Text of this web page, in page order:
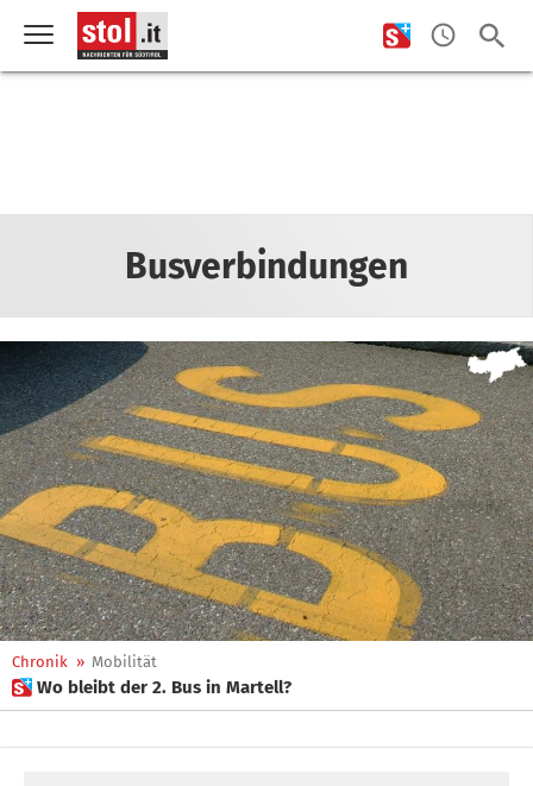
Busverbindungen
Chronik » Mobilität
 Wo bleibt der 2. Bus in Martell?